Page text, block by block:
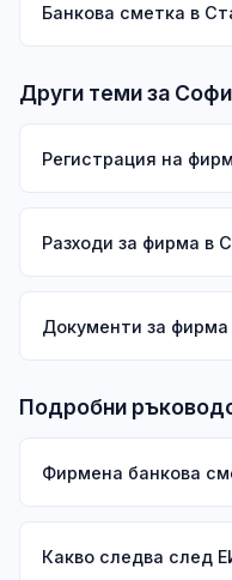
Банкова сметка в
Други теми за
Регистрация на
Разходи за фирма в
Документи за
Подробни
Фирмена банкова
Какво следва след